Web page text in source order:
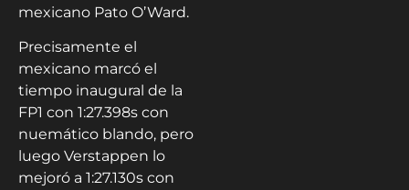
mexicano Pato O’Ward.
Precisamente el
mexicano marcó el
tiempo inaugural de la
FP1 con 1:27.398s con
nuemático blando, pero
luego Verstappen lo
mejoró a 1:27.130s con